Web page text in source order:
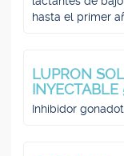
hasta el primer
LUPRON
Inhibidor